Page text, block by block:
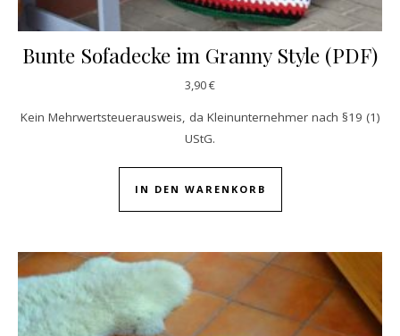
Bunte Sofadecke im Granny Style (PDF)
3,90€
Kein Mehrwertsteuerausweis, da Kleinunternehmer nach §19 (1)
UStG.
IN DEN WARENKORB